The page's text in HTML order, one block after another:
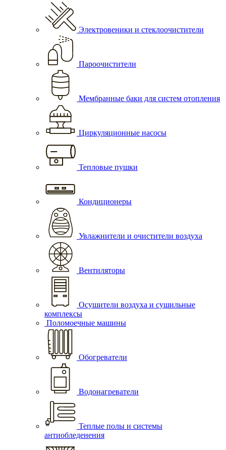
Электровеники и стеклоочистители
Пароочистители
Мембранные баки для систем отопления
Циркуляционные насосы
Тепловые пушки
Кондиционеры
Увлажнители и очистители воздуха
Вентиляторы
Осушители воздуха и сушильные
комплексы
Поломоечные машины
Обогреватели
Водонагреватели
Теплые полы и системы
антиобледенения